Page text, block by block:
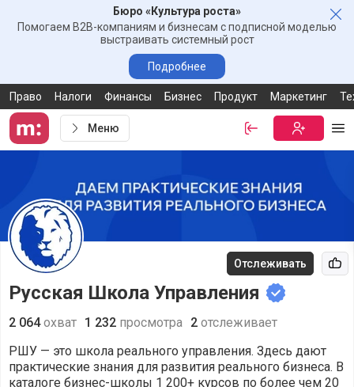
Бюро «Культура роста»
Помогаем B2B-компаниям и бизнесам с подписной моделью
выстраивать системный рост
Подробнее
Право Налоги Финансы Бизнес Продукт Маркетинг
Меню Войти
Отслеживать
Русская Школа Управления
2 064 охват 1 232 просмотра 2 отслеживает
РШУ — это школа реального управления. Здесь дают
практические знания для развития реального бизнеса. В
каталоге бизнес-школы 1 200+ курсов по более чем 20